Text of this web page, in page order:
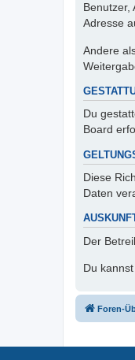
Benutzer,
Adresse
Andere
Du
Board
Diese
Daten
Der
Du
Foren-